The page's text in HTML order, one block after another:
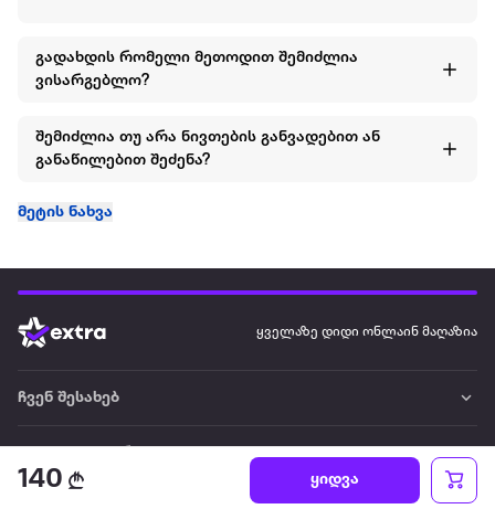
140 ყიდვა
გადახდის რომელი მეთოდით შემიძლია
ვისარგებლო?
შემიძლია თუ არა ნივთების განვადებით ან
განაწილებით შეძენა?
მეტის ნახვა
ყველაზე დიდი ონლაინ მაღაზია
ჩვენ შესახებ